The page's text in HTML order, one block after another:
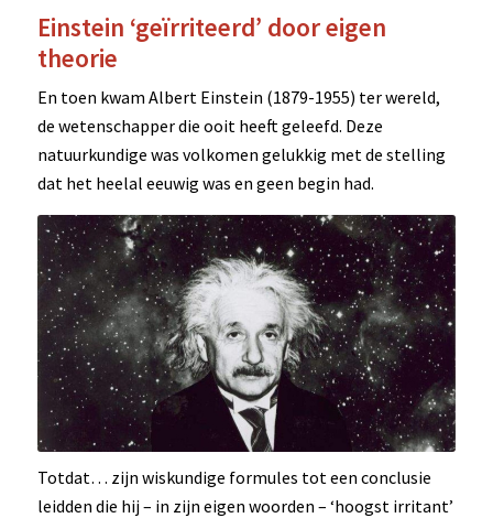
Einstein ‘geïrriteerd’ door eigen
theorie
En toen kwam Albert Einstein (1879-1955) ter wereld,
de wetenschapper die ooit heeft geleefd. Deze
natuurkundige was volkomen gelukkig met de stelling
dat het heelal eeuwig was en geen begin had.
Totdat… zijn wiskundige formules tot een conclusie
leidden die hij – in zijn eigen woorden – ‘hoogst irritant’